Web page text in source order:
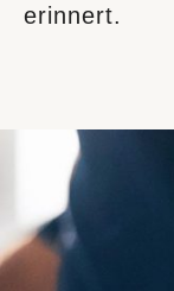
erinnert.